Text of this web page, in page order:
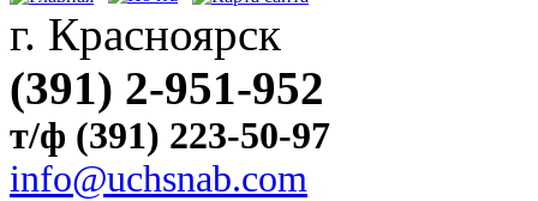
г. Красноярск
(391) 2-951-952
т/ф (391) 223-50-97
info@uchsnab.com